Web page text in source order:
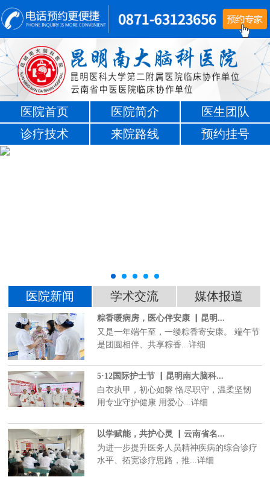
医院首页 医院简介
医生团队
诊疗技术
来院路线 预约挂号
医院新闻 学术交流 媒体报道
粽香暖病房，医心伴安康 ▏昆明...
又是一年端午至，一缕粽香寄安康。 端午节
是团圆相伴、共享粽香...详细
5·12国际护士节 ▏昆明南大脑科...
白衣执甲，初心如磐 恪尽职守，温柔坚韧
用专业守护健康 用爱心...详细
以学赋能，共护心灵 ▏云南省名...
为进一步提升医务人员精神疾病的综合诊疗
水平、拓宽诊疗思路，推...详细